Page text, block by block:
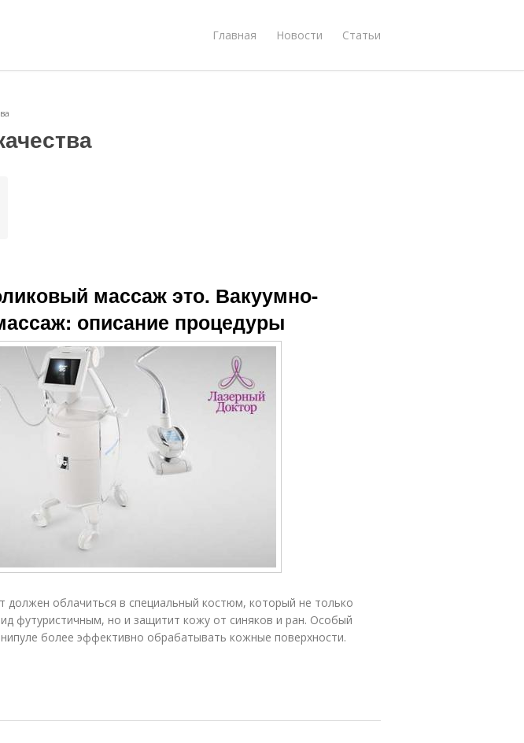
Главная Новости Статьи
массаж это. Вакуумно-
описание процедуры
должен облачиться в специальный костюм, который не только
футуристичным, но и защитит кожу от синяков и ран. Особый
более эффективно обрабатывать кожные поверхности.